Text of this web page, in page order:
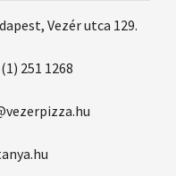
Vezér utca 129.
251 1268